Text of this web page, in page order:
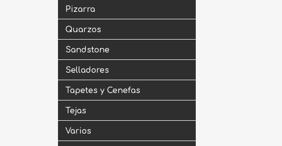
Pizarra
Quarzos
Sandstone
Selladores
Tapetes y Cenefas
Tejas
Varios